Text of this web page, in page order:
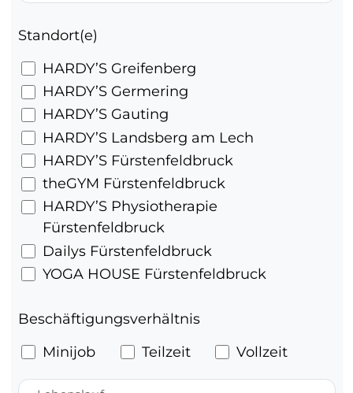
Standort(e)
HARDY’S Greifenberg
HARDY’S Germering
HARDY’S Gauting
HARDY’S Landsberg am Lech
HARDY’S Fürstenfeldbruck
theGYM Fürstenfeldbruck
HARDY’S Physiotherapie
Fürstenfeldbruck
Dailys Fürstenfeldbruck
YOGA HOUSE Fürstenfeldbruck
Beschäftigungsverhältnis
Minijob
Teilzeit Vollzeit